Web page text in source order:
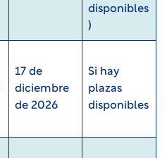
disponibles
)
17 de
diciembre
de 2026
Si hay
plazas
disponibles